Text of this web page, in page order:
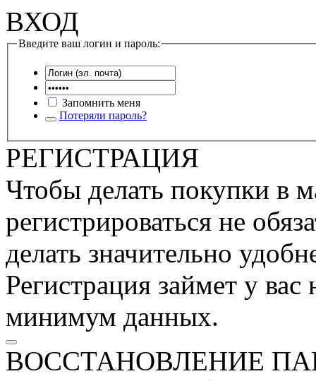
ВХОД
Введите ваш логин и пароль:
Запомнить меня
Потеряли пароль?
РЕГИСТРАЦИЯ
Чтобы делать покупки в
регистрироваться не
делать значительно
Регистрация займет у
минимум данных.
ВОССТАНОВЛЕНИЕ